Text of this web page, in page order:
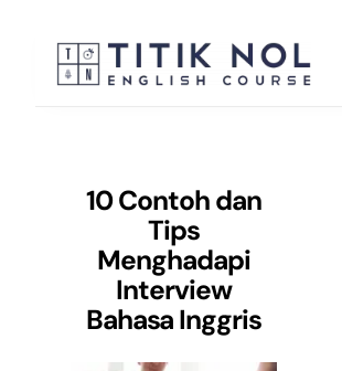
content
10 Contoh dan
Tips
Menghadapi
Interview
Bahasa Inggris